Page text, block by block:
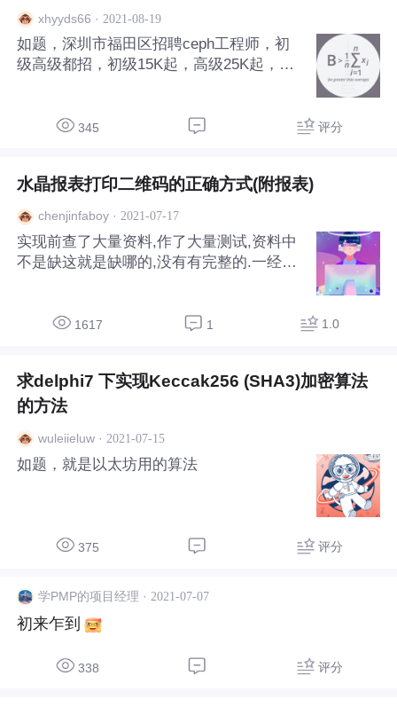
xhyyds66 · 2021-08-19
如题，深圳市福田区招聘ceph工程师，初
级高级都招，初级15K起，高级25K起，有
储、对象存储、文件存储； 2. 负责对系统
运维、性能分析优化、故障处理等需求；
4. 负责存储前瞻技术的跟踪、调研。
345 评分
水晶报表打印二维码的正确方式(附报表)
chenjinfaboy· 2021-07-17
实现前查了大量资料,作了大量测试,资料中
不是缺这就是缺哪的,没有有完整的.一经整
符**************** BS系统水晶报表报表条
Tt 2.设置水晶报表，将要打印为条码的字体
设置为此字体：code128或C39HrP24DhTt
1617 1 1.0
求delphi7 下实现Keccak256 (SHA3)加密算法
的方法
wuleiieluw· 2021-07-15
如题，就是以太坊用的算法
375 评分
学PMP的项目经理 · 2021-07-07
初来乍到
338 评分